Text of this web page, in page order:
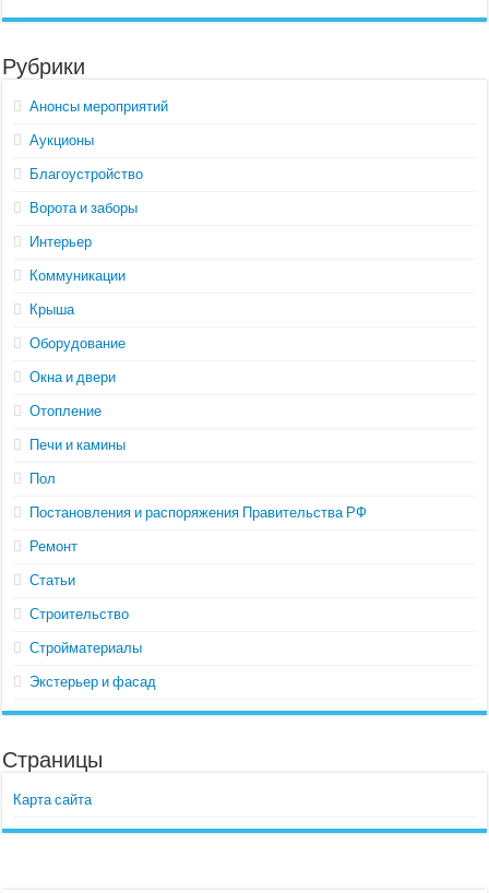
Рубрики
Анонсы мероприятий
Аукционы
Благоустройство
Ворота и заборы
Интерьер
Коммуникации
Крыша
Оборудование
Окна и двери
Отопление
Печи и камины
Пол
Постановления и распоряжения Правительства РФ
Ремонт
Статьи
Строительство
Стройматериалы
Экстерьер и фасад
Страницы
Карта сайта